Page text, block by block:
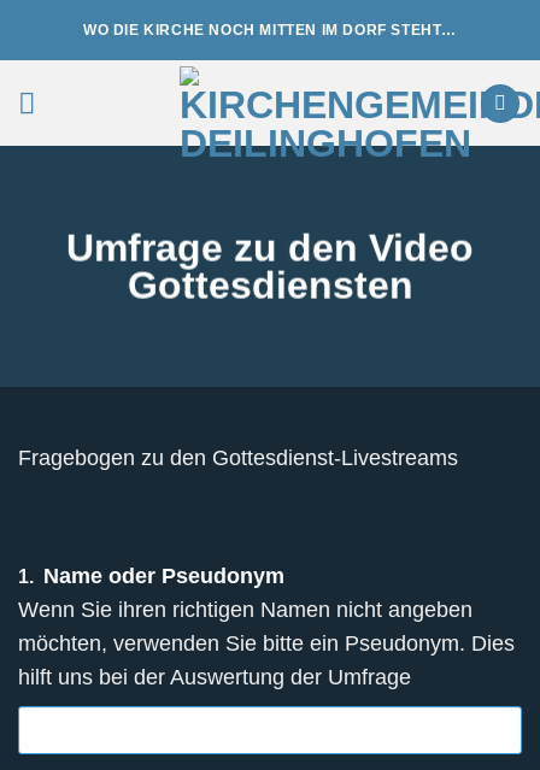
WO DIE KIRCHE NOCH MITTEN IM DORF STEHT…
Umfrage zu den Video
Gottesdiensten
Fragebogen zu den Gottesdienst-Livestreams
1. Name oder Pseudonym
Wenn Sie ihren richtigen Namen nicht angeben
möchten, verwenden Sie bitte ein Pseudonym. Dies
hilft uns bei der Auswertung der Umfrage